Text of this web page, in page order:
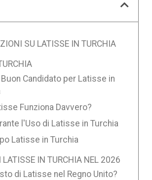
SU LATISSE IN TURCHIA
Buon Candidato per Latisse in
Funziona Davvero?
l'Uso di Latisse in Turchia
Latisse in Turchia
LATISSE IN TURCHIA NEL 2026
di Latisse nel Regno Unito?